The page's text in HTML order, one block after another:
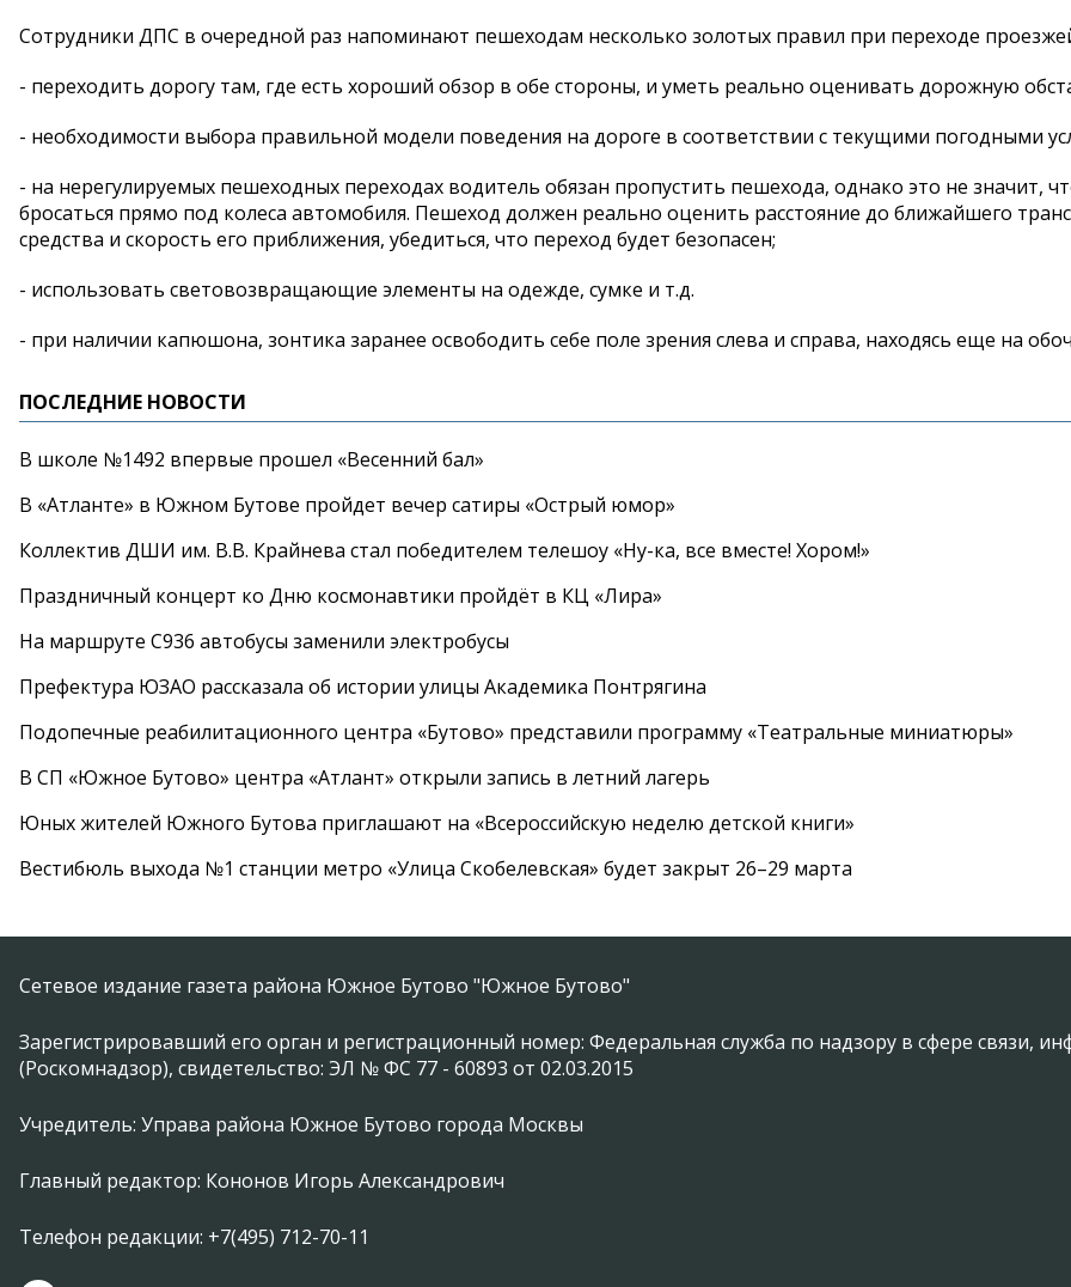
Сотрудники ДПС в очередной раз напоминают пешеходам несколько золотых правил при переходе
- переходить дорогу там, где есть хороший обзор в обе стороны, и уметь реально оценивать дорожную
- необходимости выбора правильной модели поведения на дороге в соответствии с текущими погодными
- на нерегулируемых пешеходных переходах водитель обязан пропустить пешехода, однако это не значит,
бросаться прямо под колеса автомобиля. Пешеход должен реально оценить расстояние до ближайшего
средства и скорость его приближения, убедиться, что переход будет безопасен;
- использовать световозвращающие элементы на одежде, сумке и т.д.
- при наличии капюшона, зонтика заранее освободить себе поле зрения слева и справа, находясь еще на
ПОСЛЕДНИЕ НОВОСТИ
В школе №1492 впервые прошел «Весенний бал»
В «Атланте» в Южном Бутове пройдет вечер сатиры «Острый юмор»
Коллектив ДШИ им. В.В. Крайнева стал победителем телешоу «Ну-ка, все вместе! Хором!»
Праздничный концерт ко Дню космонавтики пройдёт в КЦ «Лира»
На маршруте С936 автобусы заменили электробусы
Префектура ЮЗАО рассказала об истории улицы Академика Понтрягина
Подопечные реабилитационного центра «Бутово» представили программу «Театральные миниатюры»
В СП «Южное Бутово» центра «Атлант» открыли запись в летний лагерь
Юных жителей Южного Бутова приглашают на «Всероссийскую неделю детской книги»
Вестибюль выхода №1 станции метро «Улица Скобелевская» будет закрыт 26–29 марта
Сетевое издание газета района Южное Бутово "Южное Бутово"
Зарегистрировавший его орган и регистрационный номер: Федеральная служба по надзору в сфере связи,
(Роскомнадзор), свидетельство: ЭЛ № ФС 77 - 60893 от 02.03.2015
Учредитель: Управа района Южное Бутово города Москвы
Главный редактор: Кононов Игорь Александрович
Телефон редакции: +7(495) 712-70-11